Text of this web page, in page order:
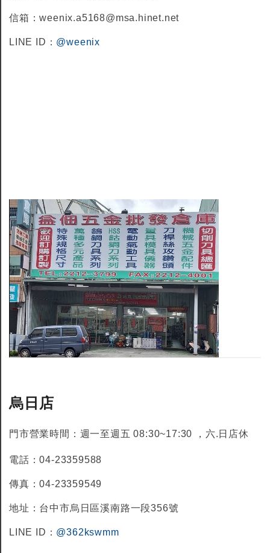
信箱：weenix.a5168@msa.hinet.net
LINE ID： @weenix
烏日店
門市營業時間：週一至週五 08:30~17:30 ，六.日店休
電話：04-23359588
傳真：04-23359549
地址：台中市烏日區溪南路一段356號
LINE ID： @362kswmm